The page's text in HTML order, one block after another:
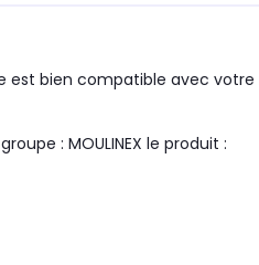
bien compatible avec
Compatible avec la marque du groupe : MOULINEX le produit :